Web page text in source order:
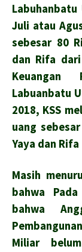
Labuhanbatu
Juli atau
sebesar 80
dan Rifa
Keuangan
Labuanbatu
2018, KSS
uang
Yaya dan
Masih
bahwa
bahwa
Miliar